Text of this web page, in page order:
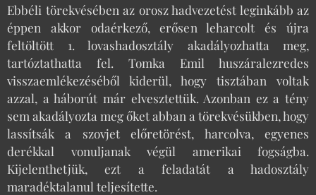
Ebbéli törekvésében az orosz hadvezetést leginkább az
éppen akkor odaérkező, erősen leharcolt és újra
feltöltött 1. lovashadosztály akadályozhatta meg,
tartóztathatta fel. Tomka Emil huszáralezredes
visszaemlékezéséből kiderül, hogy tisztában voltak
azzal, a háborút már elvesztettük. Azonban ez a tény
sem akadályozta meg őket abban a törekvésükben, hogy
lassítsák a szovjet előretörést, harcolva, egyenes
derékkal vonuljanak végül amerikai fogságba.
Kijelenthetjük, ezt a feladatát a hadosztály
maradéktalanul teljesítette.